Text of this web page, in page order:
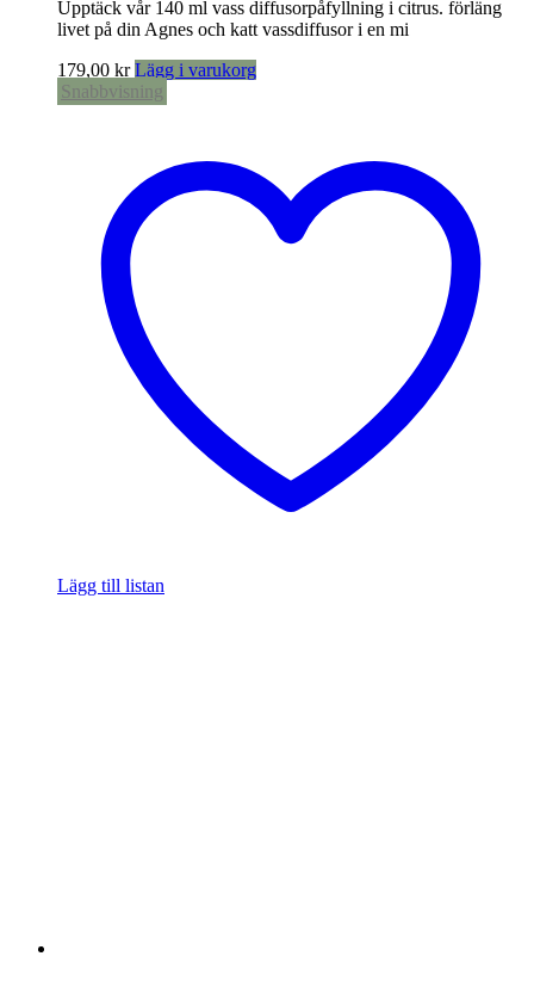
Upptäck vår 140 ml vass diffusorpåfyllning i citrus. förläng
livet på din Agnes och katt vassdiffusor i en mi
179,00 kr Lägg i varukorg
Snabbvisning
Lägg till listan